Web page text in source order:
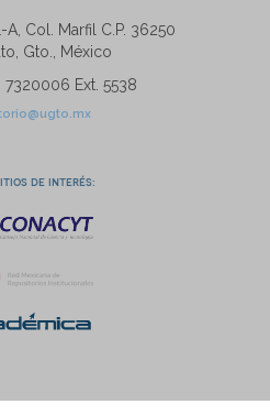
A, Col. Marfil C.P. 36250
Gto., México
7320006 Ext. 5538
de interés: